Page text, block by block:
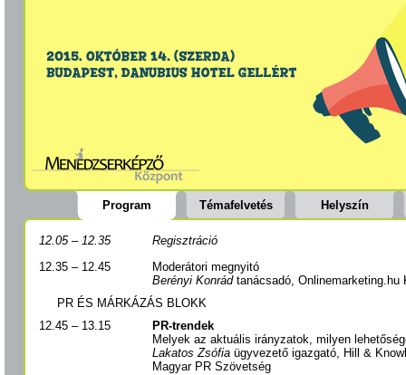
Program Témafelvetés Helyszín
12.05 – 12.35
Regisztráció
12.35 – 12.45
Moderátori megnyitó
Berényi Konrádtanácsadó, Onlinemarketing.hu
PR ÉS MÁRKÁZÁS BLOKK
12.45 – 13.15
PR-trendek
Melyek az aktuális irányzatok, milyen
Lakatos Zsófia ügyvezető igazgató, Hill &
Magyar PR Szövetség